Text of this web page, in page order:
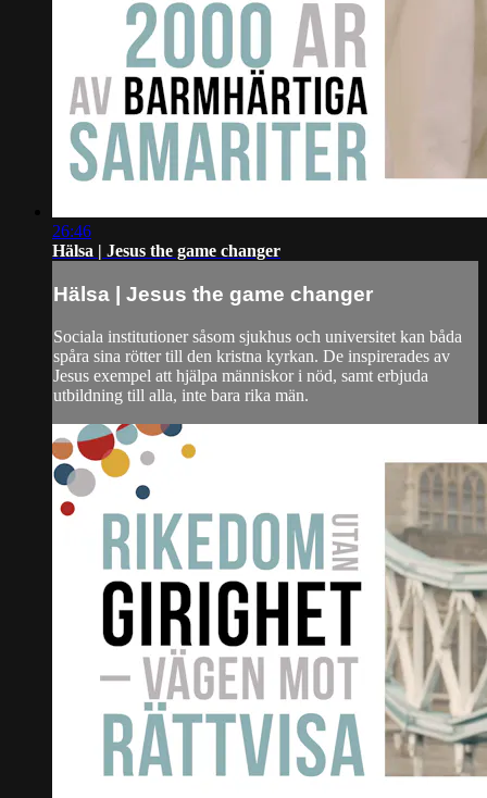
26:46
Hälsa | Jesus the game changer
Hälsa | Jesus the game changer
Sociala institutioner såsom sjukhus och universitet kan båda
spåra sina rötter till den kristna kyrkan. De inspirerades av
Jesus exempel att hjälpa människor i nöd, samt erbjuda
utbildning till alla, inte bara rika män.